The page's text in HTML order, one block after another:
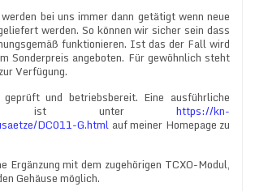
bei uns immer dann getätigt wenn neue
werden. So können wir sicher sein dass
funktionieren. Ist das der Fall wird
Sonderpreis angeboten. Für gewöhnlich steht
Verfügung.
und betriebsbereit. Eine ausführliche
ist unter https://kn-
DC011-G.html auf meiner Homepage zu
Ergänzung mit dem zugehörigen TCXO-Modul,
Gehäuse möglich.